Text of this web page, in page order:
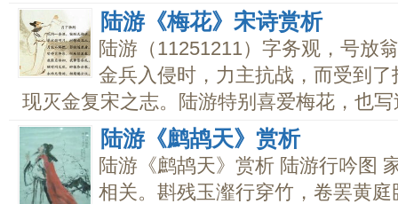
陆游《梅花》宋诗赏析
陆游（11251211）字务观，号放
金兵入侵时，力主抗战，而受到
现灭金复宋之志。陆游特别喜爱梅花，也
陆游《鹧鸪天》赏析
陆游《鹧鸪天》赏析 陆游行吟图
相关。斟残玉瀣行穿竹，卷罢黄